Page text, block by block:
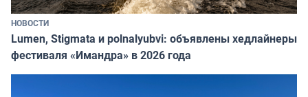
НОВОСТИ
Lumen, Stigmata и polnalyubvi: объявлены хедлайнеры
фестиваля «Имандра» в 2026 года